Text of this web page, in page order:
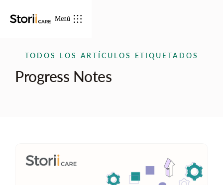
Menú
TODOS LOS ARTÍCULOS ETIQUETADOS
Progress Notes